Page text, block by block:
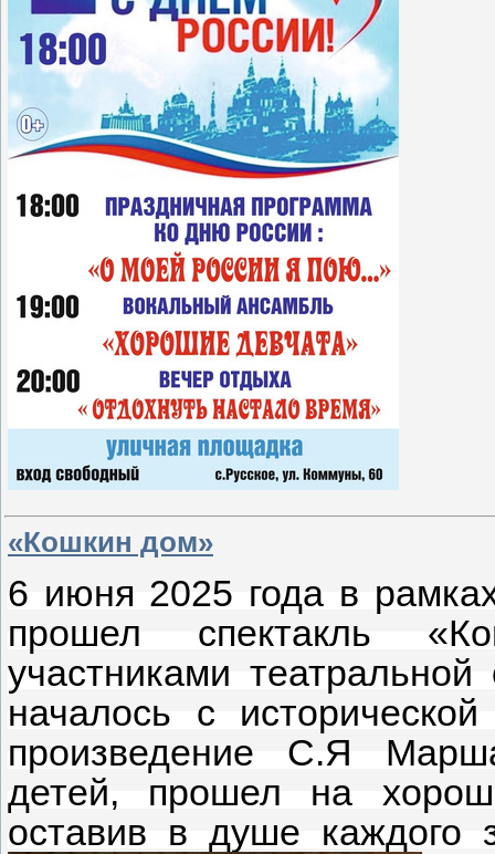
«Кошкин дом»
6 июня 2025 года в
прошел спектакль
участниками
началось с
произведение С.Я
детей, прошел на
оставив в душе